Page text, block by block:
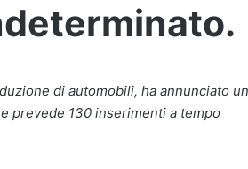
di automobili, ha annunciato
prevede 130 inserimenti a tempo